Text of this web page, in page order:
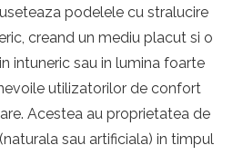
podelele cu stralucire
creand un mediu placut si o
intuneric sau in lumina foarte
utilizatorilor de confort
Acestea au proprietatea de
sau artificiala) in timpul